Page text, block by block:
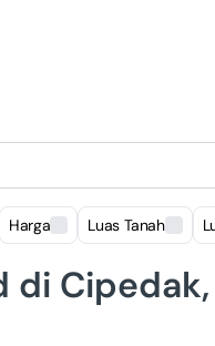
Harga Luas Tanah
di Cipedak,